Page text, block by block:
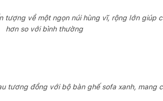
tượng về một ngọn núi hùng vĩ, rộng lớn giúp
hơn so với bình thường
tương đồng với bộ bàn ghế sofa xanh, mang